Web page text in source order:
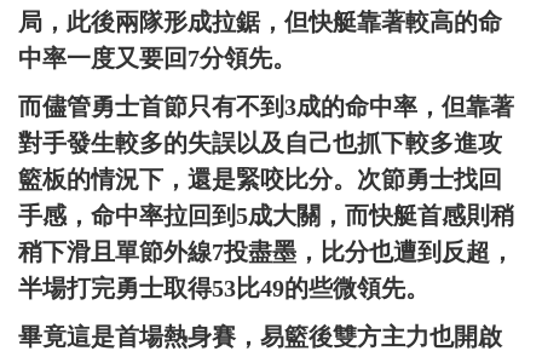
局，此後兩隊形成拉鋸，但快艇靠著較高的命
中率一度又要回7分領先。
而儘管勇士首節只有不到3成的命中率，但靠著
對手發生較多的失誤以及自己也抓下較多進攻
籃板的情況下，還是緊咬比分。次節勇士找回
手感，命中率拉回到5成大關，而快艇首感則稍
稍下滑且單節外線7投盡墨，比分也遭到反超，
半場打完勇士取得53比49的些微領先。
畢竟這是首場熱身賽，易籃後雙方主力也開啟